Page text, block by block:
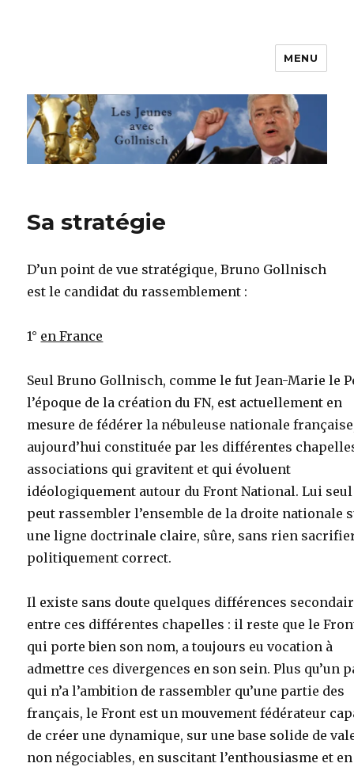
Les jeunes avec Gollnisch
MENU
Sa stratégie
D’un point de vue stratégique, Bruno Gollnisch
est le candidat du rassemblement :
1° en France
Seul Bruno Gollnisch, comme le fut Jean-Marie le
l’époque de la création du FN, est actuellement en
mesure de fédérer la nébuleuse nationale
aujourd’hui constituée par les différentes
associations qui gravitent et qui évoluent
idéologiquement autour du Front National. Lui seul
peut rassembler l’ensemble de la droite nationale
une ligne doctrinale claire, sûre, sans rien
politiquement correct.
Il existe sans doute quelques différences
entre ces différentes chapelles : il reste que le
qui porte bien son nom, a toujours eu vocation à
admettre ces divergences en son sein. Plus qu’un
qui n’a l’ambition de rassembler qu’une partie des
français, le Front est un mouvement fédérateur
de créer une dynamique, sur une base solide de
non négociables, en suscitant l’enthousiasme et en